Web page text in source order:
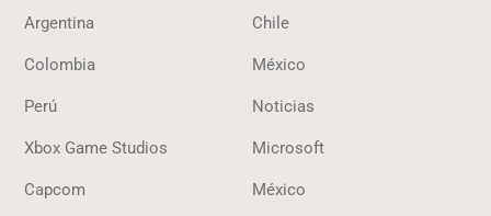
Argentina Chile
Colombia México
Perú Noticias
Xbox Game Studios Microsoft
Capcom México